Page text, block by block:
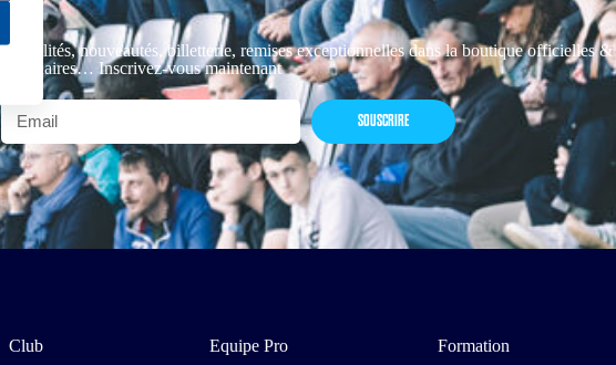
Actualités, nouveautés, billetterie, remises exceptionnelles dans la boutique officielles &
partenaires… Inscrivez-vous maintenant
SOUSCRIRE
Club Equipe Pro Formation